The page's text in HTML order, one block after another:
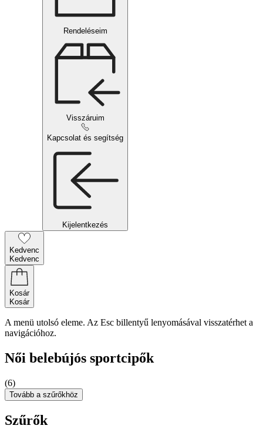
Rendeléseim
Visszáruim
Kapcsolat és segítség
Kijelentkezés
Kedvenc
Kedvenc
Kosár
Kosár
A menü utolsó eleme. Az Esc billentyű lenyomásával visszatérhet a
navigációhoz.
Női belebújós sportcipők
(6)
Tovább a szűrőkhöz
Szűrők